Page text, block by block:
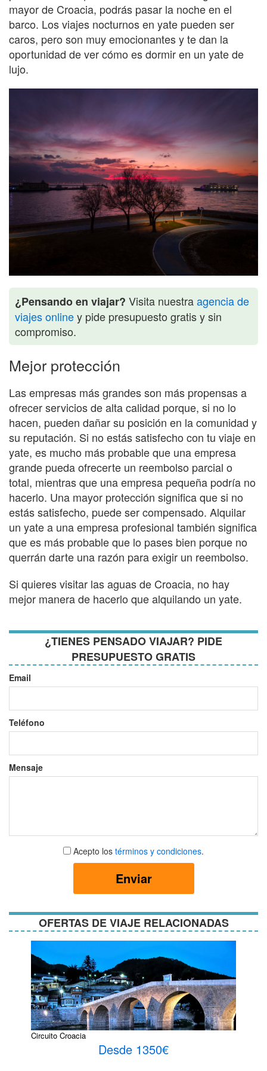
mayor de Croacia, podrás pasar la noche en el
barco. Los viajes nocturnos en yate pueden ser
caros, pero son muy emocionantes y te dan la
oportunidad de ver cómo es dormir en un yate de
lujo.
¿Pensando en viajar? Visita nuestraagencia de
viajes onliney pide presupuesto gratis y sin
compromiso.
Mejor protección
Las empresas más grandes son más propensas a
ofrecer servicios de alta calidad porque, si no lo
hacen, pueden dañar su posición en la comunidad y
su reputación. Si no estás satisfecho con tu viaje en
yate, es mucho más probable que una empresa
grande pueda ofrecerte un reembolso parcial o
total, mientras que una empresa pequeña podría no
hacerlo. Una mayor protección significa que si no
estás satisfecho, puede ser compensado. Alquilar
un yate a una empresa profesional también significa
que es más probable que lo pases bien porque no
querrán darte una razón para exigir un reembolso.
Si quieres visitar las aguas de Croacia, no hay
mejor manera de hacerlo que alquilando un yate.
¿TIENES PENSADO VIAJAR? PIDE
PRESUPUESTO GRATIS
Email
Teléfono
Mensaje
Aceptar
términos
Acepto los términos y condiciones.
Enviar
OFERTAS DE VIAJE RELACIONADAS
Circuito Croacia
Desde 1350€